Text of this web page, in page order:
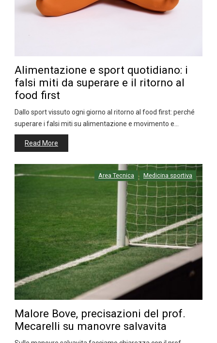
Alimentazione e sport quotidiano: i
falsi miti da superare e il ritorno al
food first
Dallo sport vissuto ogni giorno al ritorno al food first: perché
superare i falsi miti su alimentazione e movimento e…
Read More
Area Tecnica Medicina sportiva
Malore Bove, precisazioni del prof.
Mecarelli su manovre salvavita